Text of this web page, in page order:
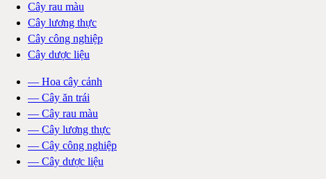
Cây rau màu
Cây lương thực
Cây công nghiệp
Cây dược liệu
— Hoa cây cảnh
— Cây ăn trái
— Cây rau màu
— Cây lương thực
— Cây công nghiệp
— Cây dược liệu